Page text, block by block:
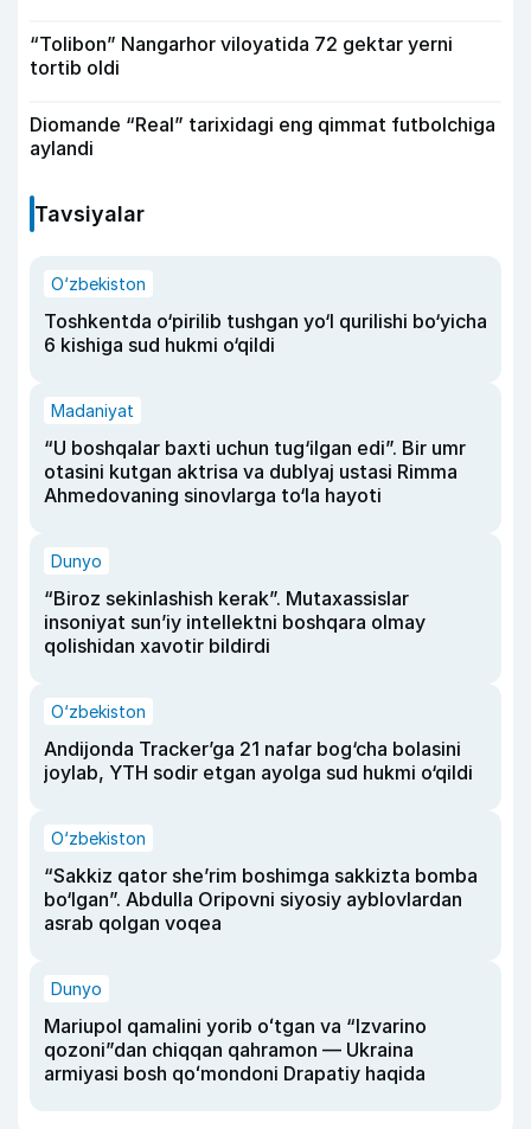
“Tolibon” Nangarhor viloyatida 72 gektar yerni
tortib oldi
Diomande “Real” tarixidagi eng qimmat futbolchiga
aylandi
Tavsiyalar
O‘zbekiston
Toshkentda o‘pirilib tushgan yo‘l qurilishi bo‘yicha
6 kishiga sud hukmi o‘qildi
Madaniyat
“U boshqalar baxti uchun tug‘ilgan edi”. Bir umr
otasini kutgan aktrisa va dublyaj ustasi Rimma
Ahmedovaning sinovlarga to‘la hayoti
Dunyo
“Biroz sekinlashish kerak”. Mutaxassislar
insoniyat sun’iy intellektni boshqara olmay
qolishidan xavotir bildirdi
O‘zbekiston
Andijonda Tracker’ga 21 nafar bog‘cha bolasini
joylab, YTH sodir etgan ayolga sud hukmi o‘qildi
O‘zbekiston
“Sakkiz qator she’rim boshimga sakkizta bomba
bo‘lgan”. Abdulla Oripovni siyosiy ayblovlardan
asrab qolgan voqea
Dunyo
Mariupol qamalini yorib oʻtgan va “Izvarino
qozoni”dan chiqqan qahramon — Ukraina
armiyasi bosh qoʻmondoni Drapatiy haqida